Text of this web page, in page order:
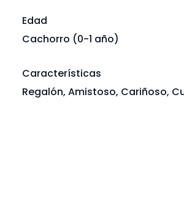
Edad
Cachorro (0-1 año)
Características
Regalón, Amistoso, Cariñoso,